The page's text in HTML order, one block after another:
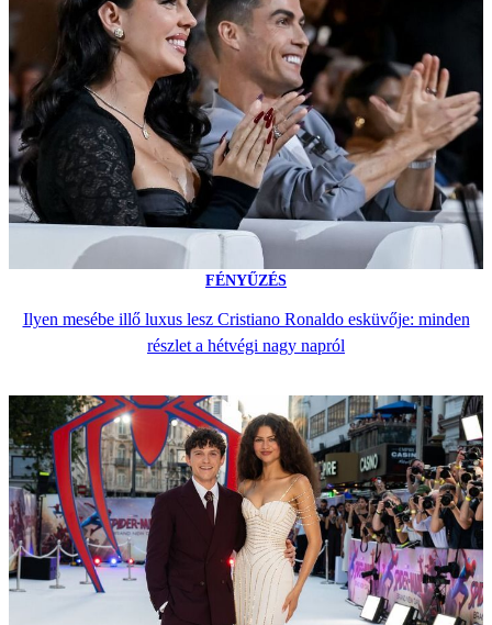
FÉNYŰZÉS
Ilyen mesébe illő luxus lesz Cristiano Ronaldo esküvője: minden
részlet a hétvégi nagy napról